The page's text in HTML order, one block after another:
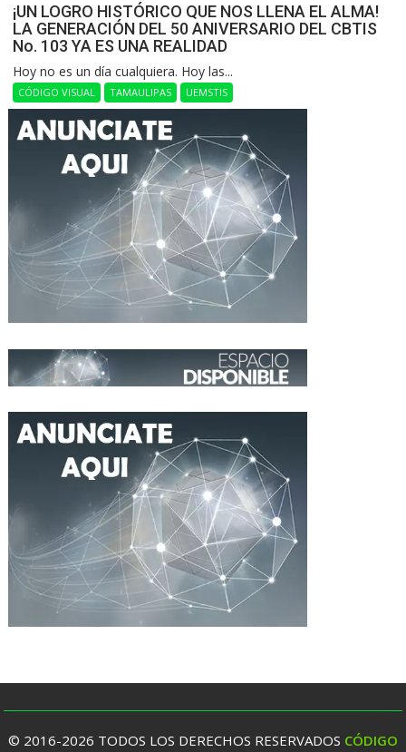
¡UN LOGRO HISTÓRICO QUE NOS LLENA EL ALMA!
LA GENERACIÓN DEL 50 ANIVERSARIO DEL CBTIS
No. 103 YA ES UNA REALIDAD
Hoy no es un día cualquiera. Hoy las...
CÓDIGO VISUAL TAMAULIPAS UEMSTIS
© 2016-2026 TODOS LOS DERECHOS RESERVADOS CÓDIGO